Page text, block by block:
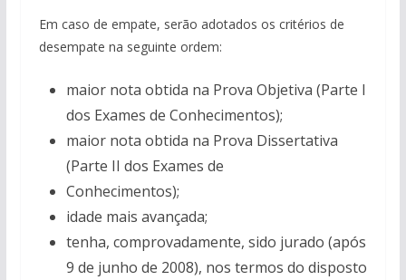
Em caso de empate, serão adotados os critérios de
desempate na seguinte ordem:
maior nota obtida na Prova Objetiva (Parte I
dos Exames de Conhecimentos);
maior nota obtida na Prova Dissertativa
(Parte II dos Exames de
Conhecimentos);
idade mais avançada;
tenha, comprovadamente, sido jurado (após
9 de junho de 2008), nos termos do disposto